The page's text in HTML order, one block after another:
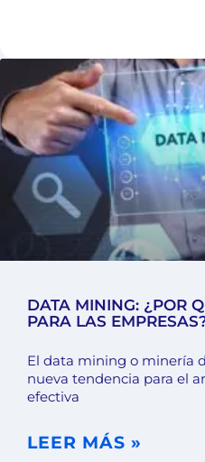
DATA MINING: ¿POR
PARA LAS
El data mining o minería
nueva tendencia para el
efectiva
LEER MÁS »